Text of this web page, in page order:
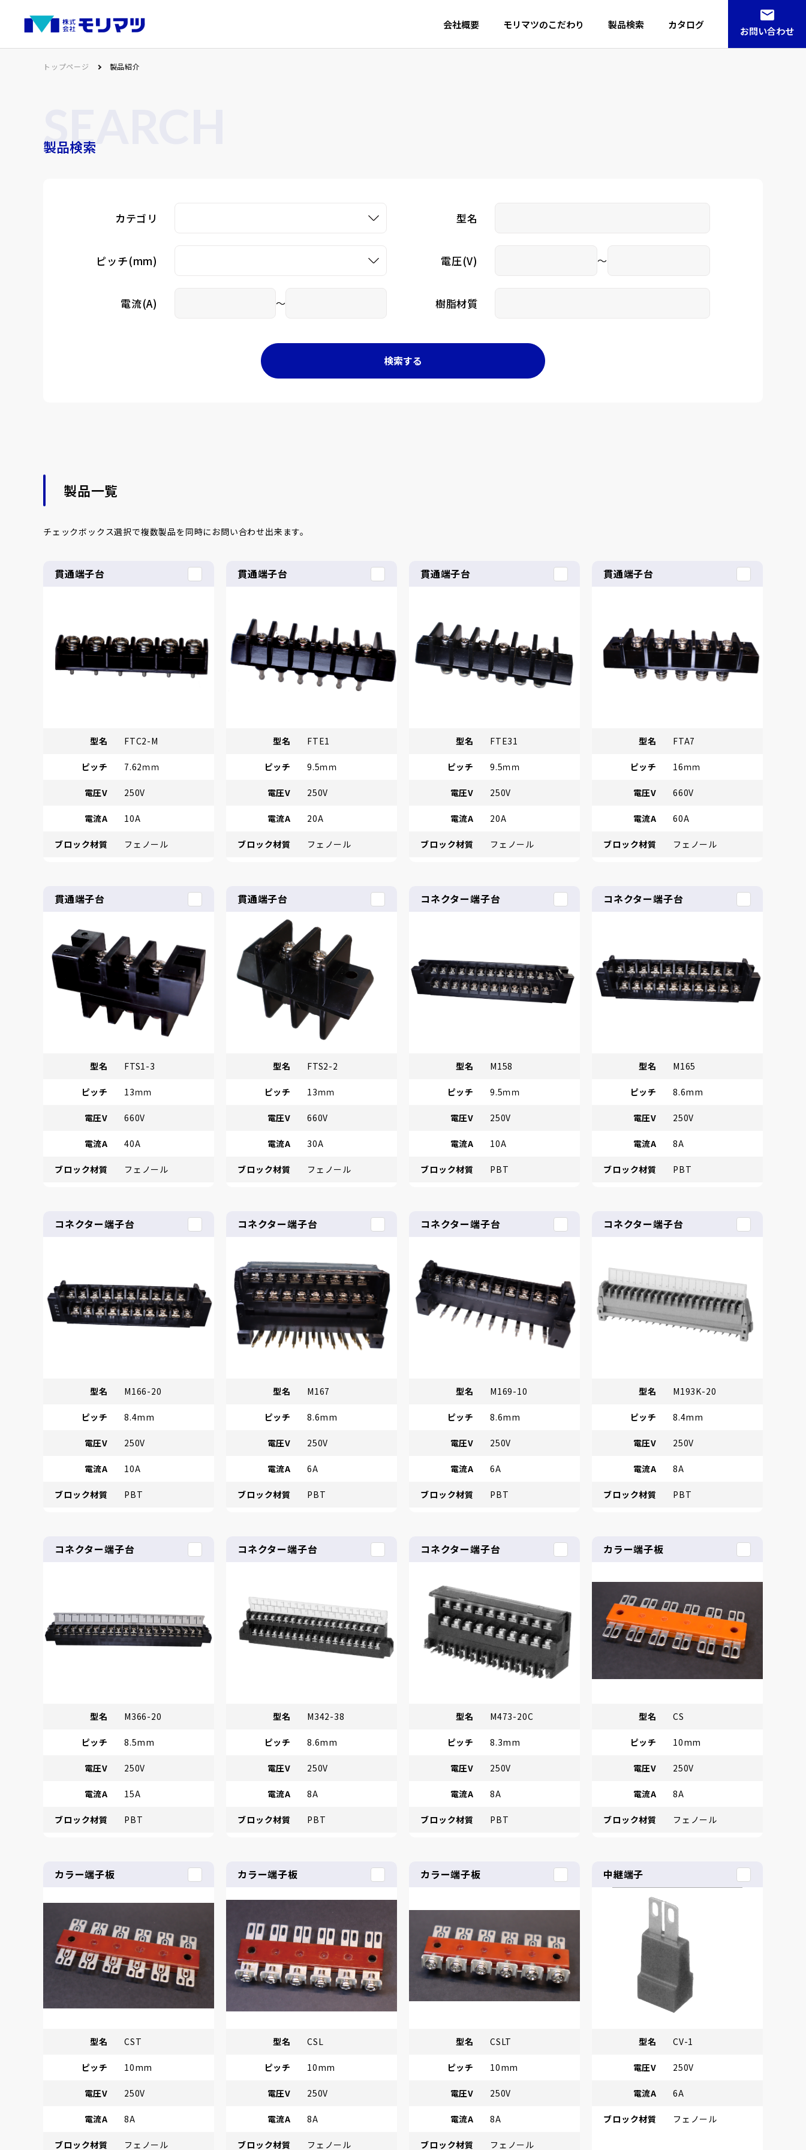
会社概要 モリマツのこだわり 製品検索 カタログ
お問い合わせ
トップページ 製品紹介
SEARCH
製品検索
カテゴリ 型名
ピッチ(mm) 電圧(V) ～
電流(A) ～ 樹脂材質
製品一覧
チェックボックス選択で複数製品を同時にお問い合わせ出来ます。
貫通端子台
型名 FTC2-M
ピッチ 7.62ｍｍ
電圧V 250V
電流A 10A
ブロック材質 フェノール
貫通端子台
型名 FTE1
ピッチ 9.5ｍｍ
電圧V 250V
電流A 20A
ブロック材質 フェノール
貫通端子台
型名 FTE31
ピッチ 9.5ｍｍ
電圧V 250V
電流A 20A
ブロック材質 フェノール
貫通端子台
型名 FTA7
ピッチ 16ｍｍ
電圧V 660V
電流A 60A
ブロック材質 フェノール
貫通端子台
型名 FTS1-3
ピッチ 13ｍｍ
電圧V 660V
電流A 40A
ブロック材質 フェノール
貫通端子台
型名 FTS2-2
ピッチ 13ｍｍ
電圧V 660V
電流A 30A
ブロック材質 フェノール
コネクター端子台
型名 M158
ピッチ 9.5ｍｍ
電圧V 250V
電流A 10A
ブロック材質 PBT
コネクター端子台
型名 M165
ピッチ 8.6mm
電圧V 250V
電流A 8A
ブロック材質 PBT
コネクター端子台
型名 M166-20
ピッチ 8.4mm
電圧V 250V
電流A 10A
ブロック材質 PBT
コネクター端子台
型名 M167
ピッチ 8.6mm
電圧V 250V
電流A 6A
ブロック材質 PBT
コネクター端子台
型名 M169-10
ピッチ 8.6mm
電圧V 250V
電流A 6A
ブロック材質 PBT
コネクター端子台
型名 M193K-20
ピッチ 8.4mm
電圧V 250V
電流A 8A
ブロック材質 PBT
コネクター端子台
型名 M366-20
ピッチ 8.5mm
電圧V 250V
電流A 15A
ブロック材質 PBT
コネクター端子台
型名 M342-38
ピッチ 8.6mm
電圧V 250V
電流A 8A
ブロック材質 PBT
コネクター端子台
型名 M473-20C
ピッチ 8.3mm
電圧V 250V
電流A 8A
ブロック材質 PBT
カラー端子板
型名 CS
ピッチ 10mm
電圧V 250V
電流A 8A
ブロック材質 フェノール
カラー端子板
型名 CST
ピッチ 10mm
電圧V 250V
電流A 8A
ブロック材質 フェノール
カラー端子板
型名 CSL
ピッチ 10mm
電圧V 250V
電流A 8A
ブロック材質 フェノール
カラー端子板
型名 CSLT
ピッチ 10mm
電圧V 250V
電流A 8A
ブロック材質 フェノール
中継端子
型名 CV-1
電圧V 250V
電流A 6A
ブロック材質 フェノール